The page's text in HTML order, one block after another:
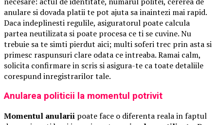
anulare si dovada platii te pot ajuta sa inaintezi mai rapid.
Daca indeplinesti regulile, asiguratorul poate calcula
partea neutilizata si poate procesa ce ti se cuvine. Nu
trebuie sa te simti pierdut aici; multi soferi trec prin asta si
primesc raspunsuri clare odata ce intreaba. Ramai calm,
solicita confirmare in scris si asigura-te ca toate detaliile
corespund inregistrarilor tale.
Anularea politicii la momentul potrivit
Momentul anularii poate face o diferenta reala in faptul